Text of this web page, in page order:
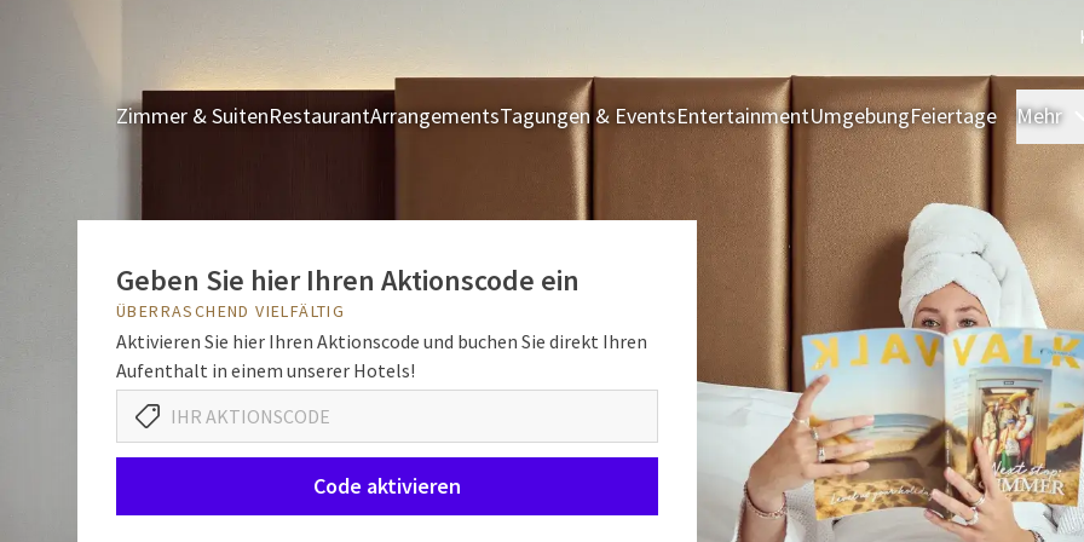
Zimmer & SuitenRestaurantArrangementsTagungen & EventsEntertainmentUmgebungFeiertage Mehr
Geben Sie hier Ihren Aktionscode ein
ÜBERRASCHEND VIELFÄLTIG
Aktivieren Sie hier Ihren Aktionscode und buchen Sie direkt Ihren
Aufenthalt in einem unserer Hotels!
Code aktivieren